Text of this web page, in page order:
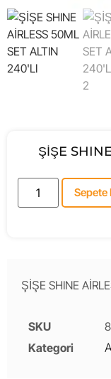
ŞİŞE
Sepete
ŞİŞE SHINE
SKU
Kategori